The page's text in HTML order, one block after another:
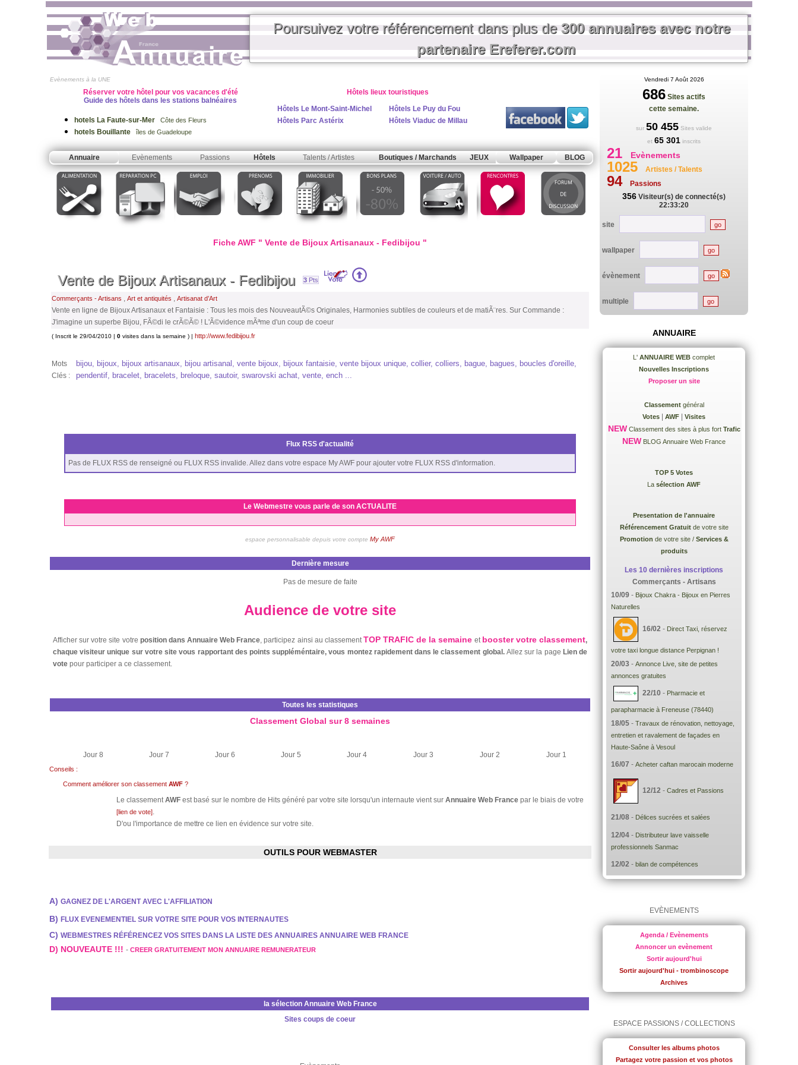
Poursuivez votre référencement dans plus de300 annuaires avec notre
partenaire Ereferer.com
Evènements à la UNE
Réserver votre hôtel pour vos vacances d'été
Guide des hôtels dans les stations balnéaires
hotels La Faute-sur-Mer Côte des Fleurs
hotels Bouillante îles de Guadeloupe
Hôtels lieux touristiques
Hôtels Le Mont-Saint-Michel
Hôtels Le Puy du Fou
Hôtels Parc Astérix
Hôtels Viaduc de Millau
Annuaire Evènements Passions Hôtels Talents / Artistes Boutiques / Marchands JEUX Wallpaper BLOG
Fiche AWF " Vente de Bijoux Artisanaux - Fedibijou "
Vente de Bijoux Artisanaux - Fedibijou 3 Pts
Commerçants - Artisans , Art et antiquités , Artisanat d’Art
Vente en ligne de Bijoux Artisanaux et Fantaisie : Tous les mois des NouveautÃ©s Originales, Harmonies subtiles de couleurs et de matiÃ¨res. Sur Commande :
J'imagine un superbe Bijou, FÃ©di le crÃ©Ã© ! L'Ã©vidence mÃªme d'un coup de coeur
( Inscrit le 29/04/2010 | 0 visites dans la semaine ) | http://www.fedibijou.fr
Mots
Clés :
bijou, bijoux, bijoux artisanaux, bijou artisanal, vente bijoux, bijoux fantaisie, vente bijoux unique, collier, colliers, bague, bagues, boucles d'oreille,
pendentif, bracelet, bracelets, breloque, sautoir, swarovski achat, vente, ench ...
Flux RSS d'actualité
Pas de FLUX RSS de renseigné ou FLUX RSS invalide. Allez dans votre espace My AWF pour ajouter votre FLUX RSS d'information.
Le Webmestre vous parle de son ACTUALITE
espace personnalisable depuis votre compte My AWF
Dernière mesure
Pas de mesure de faite
Audience de votre site
Afficher sur votre site votre position dans Annuaire Web France, participez ainsi au classementTOP TRAFIC de la semaine et booster votre classement,
chaque visiteur unique sur votre site vous rapportant des points suppléméntaire, vous montez rapidement dans le classement global. Allez sur la page Lien de
vote pour participer a ce classement.
Toutes les statistiques
Classement Global sur 8 semaines
Jour 8 Jour 7 Jour 6 Jour 5 Jour 4 Jour 3 Jour 2 Jour 1
Conseils :
Comment améliorer son classement AWF ?
Le classementAWF est basé sur le nombre de Hits généré par votre site lorsqu'un internaute vient sur Annuaire Web France par le biais de votre
[lien de vote].
D'ou l'importance de mettre ce lien en évidence sur votre site.
OUTILS POUR WEBMASTER
A) GAGNEZ DE L'ARGENT AVEC L'AFFILIATION
B) FLUX EVENEMENTIEL SUR VOTRE SITE POUR VOS INTERNAUTES
C) WEBMESTRES RÉFÉRENCEZ VOS SITES DANS LA LISTE DES ANNUAIRES ANNUAIRE WEB FRANCE
D) NOUVEAUTE !!! - CREER GRATUITEMENT MON ANNUAIRE REMUNERATEUR
la sélection Annuaire Web France
Sites coups de coeur
Vendredi 7 Août 2026
686 Sites actifs
cette semaine.
sur 50 455 Sites valide
et 65 301 inscrits
21 Evènements
1025 Artistes / Talents
94 Passions
356 Visiteur(s) de connecté(s)
22:33:20
site
wallpaper
évènement
multiple
ANNUAIRE
L' ANNUAIRE WEB complet
Nouvelles Inscriptions
Proposer un site
Classementgénéral
Votes
AWF Visites
NEWClassement des sites à plus fort Trafic
NEW BLOG Annuaire Web France
TOP 5 Votes
La sélection AWF
Presentation de l'annuaire
Référencement Gratuitde votre site
Promotion de votre site / Services &
produits
Les 10 dernières inscriptions
Commerçants - Artisans
10/09 - Bijoux Chakra - Bijoux en Pierres
Naturelles
16/02 - Direct Taxi, réservez
votre taxi longue distance Perpignan !
20/03 - Annonce Live, site de petites
annonces gratuites
22/10 - Pharmacie et
parapharmacie à Freneuse (78440)
18/05 - Travaux de rénovation, nettoyage,
entretien et ravalement de façades en
Haute-Saône à Vesoul
16/07 - Acheter caftan marocain moderne
12/12 - Cadres et Passions
21/08 - Délices sucrées et salées
12/04 - Distributeur lave vaisselle
professionnels Sanmac
12/02 - bilan de compétences
EVÈNEMENTS
Agenda / Evènements
Annoncer un evènement
Sortir aujourd'hui
Sortir aujourd'hui - trombinoscope
Archives
ESPACE PASSIONS / COLLECTIONS
Consulter les albums photos
Partagez votre passion et vos photos